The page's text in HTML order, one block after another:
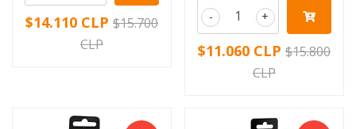
$14.110 CLP $15.700
CLP
+
-
$11.060 CLP $15.800
CLP